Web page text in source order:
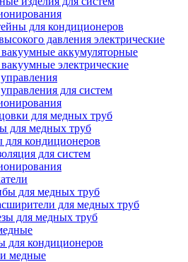
для кондиционеров
давления электрические
аккумуляторные
электрические
для систем
для медных труб
для медных труб
кондиционеров
для систем
для медных труб
для медных труб
для медных труб
для кондиционеров
медные